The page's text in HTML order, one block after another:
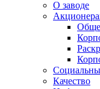
О заводе
Качество